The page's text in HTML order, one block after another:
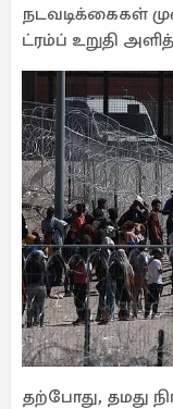
நடவடிக்கைகள்
ட்ரம்ப் உறுதி
தற்போது, தமது